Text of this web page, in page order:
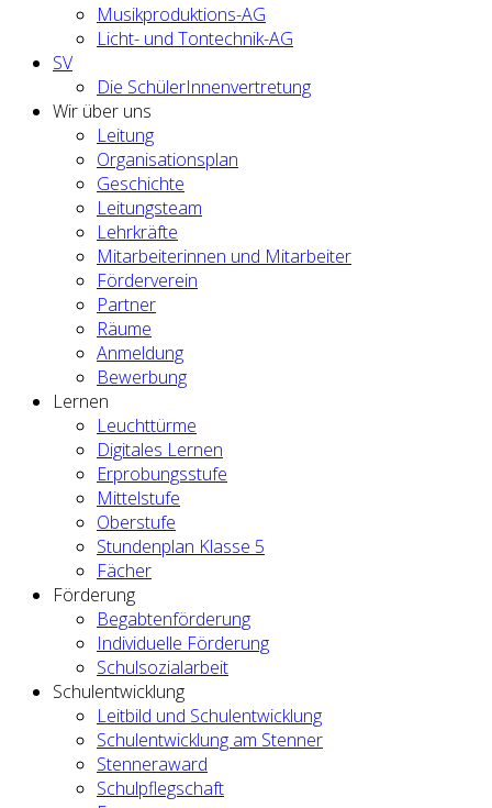
Musikproduktions-AG
Licht- und Tontechnik-AG
SV
Die SchülerInnenvertretung
Wir über uns
Leitung
Organisationsplan
Geschichte
Leitungsteam
Lehrkräfte
Mitarbeiterinnen und Mitarbeiter
Förderverein
Partner
Räume
Anmeldung
Bewerbung
Lernen
Leuchttürme
Digitales Lernen
Erprobungsstufe
Mittelstufe
Oberstufe
Stundenplan Klasse 5
Fächer
Förderung
Begabtenförderung
Individuelle Förderung
Schulsozialarbeit
Schulentwicklung
Leitbild und Schulentwicklung
Schulentwicklung am Stenner
Stenneraward
Schulpflegschaft